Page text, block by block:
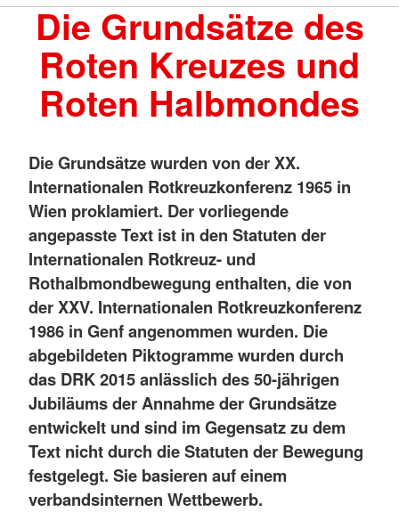
Die Grundsätze des
Roten Kreuzes und
Roten Halbmondes
Die Grundsätze wurden von der XX.
Internationalen Rotkreuzkonferenz 1965 in
Wien proklamiert. Der vorliegende
angepasste Text ist in den Statuten der
Internationalen Rotkreuz- und
Rothalbmondbewegung enthalten, die von
der XXV. Internationalen Rotkreuzkonferenz
1986 in Genf angenommen wurden. Die
abgebildeten Piktogramme wurden durch
das DRK 2015 anlässlich des 50-jährigen
Jubiläums der Annahme der Grundsätze
entwickelt und sind im Gegensatz zu dem
Text nicht durch die Statuten der Bewegung
festgelegt. Sie basieren auf einem
verbandsinternen Wettbewerb.